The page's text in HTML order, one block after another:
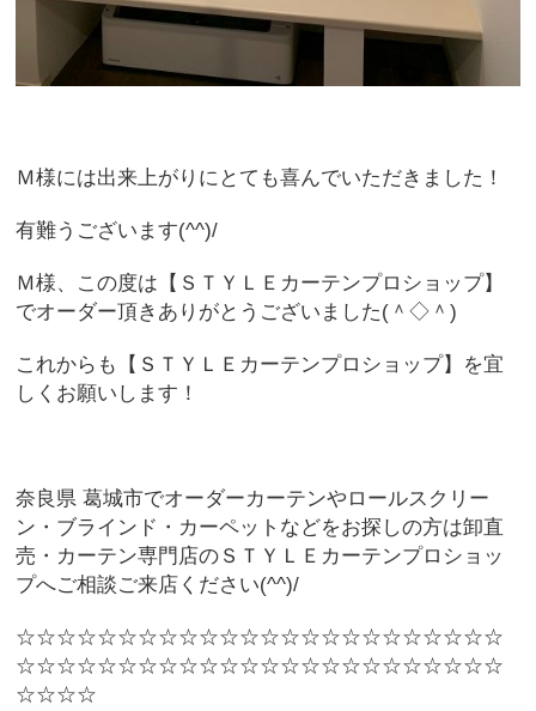
Ｍ様には出来上がりにとても喜んでいただきました！
有難うございます(^^)/
Ｍ様、この度は【ＳＴＹＬＥカーテンプロショップ】
でオーダー頂きありがとうございました(＾◇＾)
これからも【ＳＴＹＬＥカーテンプロショップ】を宜
しくお願いします！
奈良県 葛城市でオーダーカーテンやロールスクリー
ン・ブラインド・カーペットなどをお探しの方は卸直
売・カーテン専門店のＳＴＹＬＥカーテンプロショッ
プへご相談ご来店ください(^^)/
☆☆☆☆☆☆☆☆☆☆☆☆☆☆☆☆☆☆☆☆☆☆☆☆
☆☆☆☆☆☆☆☆☆☆☆☆☆☆☆☆☆☆☆☆☆☆☆☆
☆☆☆☆